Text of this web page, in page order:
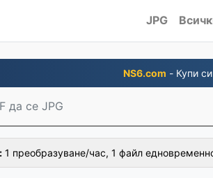
JPG
NS6.com - Купи
да се JPG
1 преобразуване/час, 1 файл